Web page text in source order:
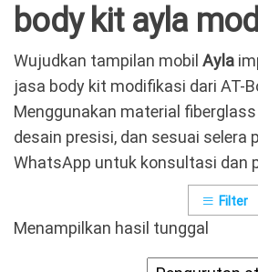
body kit ayla
Wujudkan tampilan mobil Ayla
jasa body kit modifikasi dari AT-
Menggunakan material
desain presisi, dan sesuai selera
WhatsApp untuk konsultasi dan
Filter
Menampilkan hasil tunggal